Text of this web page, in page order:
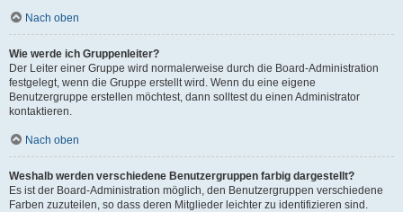
Nach oben
Wie werde ich Gruppenleiter?
Der Leiter einer Gruppe wird normalerweise durch die Board-Administration
festgelegt, wenn die Gruppe erstellt wird. Wenn du eine eigene
Benutzergruppe erstellen möchtest, dann solltest du einen Administrator
kontaktieren.
Nach oben
Weshalb werden verschiedene Benutzergruppen farbig dargestellt?
Es ist der Board-Administration möglich, den Benutzergruppen verschiedene
Farben zuzuteilen, so dass deren Mitglieder leichter zu identifizieren sind.